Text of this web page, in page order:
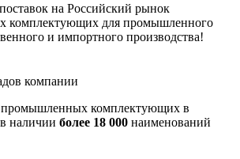
на Российский рынок
комплектующих для промышленного
и импортного производства!
компании
комплектующих в
наличии более 18 000 наименований